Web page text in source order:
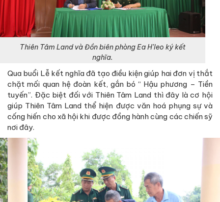
Thiên Tâm Land và Đồn biên phòng Ea H’leo ký kết
nghĩa.
Qua buổi Lễ kết nghĩa đã tạo điều kiện giúp hai đơn vị thắt
chặt mối quan hệ đoàn kết, gắn bó “ Hậu phương – Tiền
tuyến”. Đặc biệt đối với Thiên Tâm Land thì đây là cơ hội
giúp Thiên Tâm Land thể hiện được văn hoá phụng sự và
cống hiến cho xã hội khi được đồng hành cùng các chiến sỹ
nơi đây.